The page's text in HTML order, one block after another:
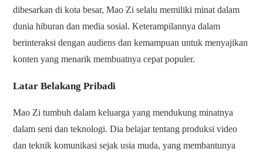
dibesarkan di kota besar, Mao Zi selalu memiliki minat dalam
dunia hiburan dan media sosial. Keterampilannya dalam
berinteraksi dengan audiens dan kemampuan untuk menyajikan
konten yang menarik membuatnya cepat populer.
Latar Belakang Pribadi
Mao Zi tumbuh dalam keluarga yang mendukung minatnya
dalam seni dan teknologi. Dia belajar tentang produksi video
dan teknik komunikasi sejak usia muda, yang membantunya